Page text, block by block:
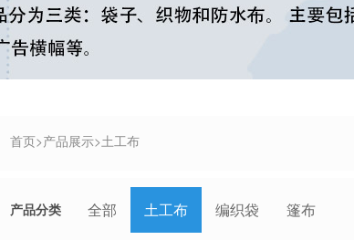
首页>产品展示>土工布
产品分类 全部 土工布 编织袋 篷布